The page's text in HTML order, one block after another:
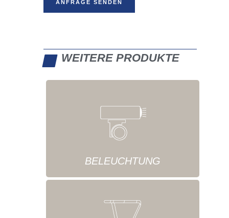
ANFRAGE SENDEN
WEITERE PRODUKTE
BELEUCHTUNG